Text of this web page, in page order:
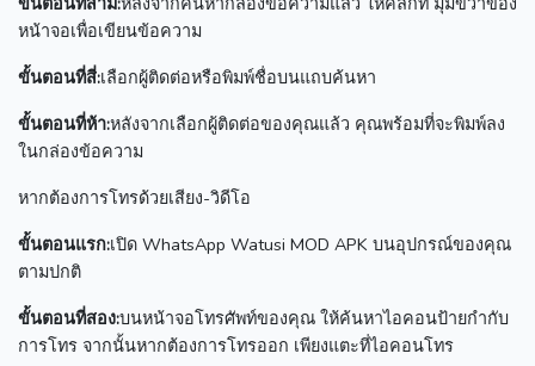
หน้าจอเพื่อเขียนข้อความ
ขั้นตอนที่สี่:เลือกผู้ติดต่อหรือพิมพ์ชื่อบนแถบค้นหา
ขั้นตอนที่ห้า:หลังจากเลือกผู้ติดต่อของคุณแล้ว คุณพร้อมที่จะพิมพ์ลง
ในกล่องข้อความ
หากต้องการโทรด้วยเสียง-วิดีโอ
ขั้นตอนแรก:เปิด WhatsApp Watusi MOD APK บนอุปกรณ์ของคุณ
ตามปกติ
ขั้นตอนที่สอง:บนหน้าจอโทรศัพท์ของคุณ ให้ค้นหาไอคอนป้ายกำกับ
การโทร จากนั้นหากต้องการโทรออก เพียงแตะที่ไอคอนโทร